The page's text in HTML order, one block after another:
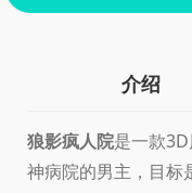
介绍
狼影疯人院是一款
神病院的男主，目标